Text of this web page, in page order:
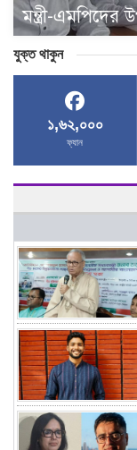
মন্ত্রী-
যুক্ত থাকুন
১,৬২,০০০
ফ্যান